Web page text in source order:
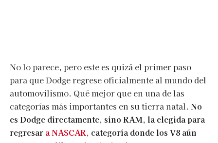
No lo parece, pero este es quizá el primer paso
para que Dodge regrese oficialmente al mundo del
automovilismo. Qué mejor que en una de las
categorías más importantes en su tierra natal. No
es Dodge directamente, sino RAM, la elegida para
regresar a NASCAR, categoría donde los V8 aún